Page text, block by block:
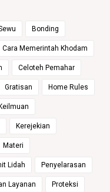
Bonding
Cara Memerintah Khodam
Celoteh Pemahar
Gratisan Home Rules
Kerejekian
Materi
Lidah Penyelarasan
Layanan Proteksi